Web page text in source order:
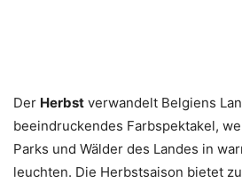
Der Herbst verwandelt Belgiens
beeindruckendes Farbspektakel,
Parks und Wälder des Landes in
leuchten. Die Herbstsaison bietet